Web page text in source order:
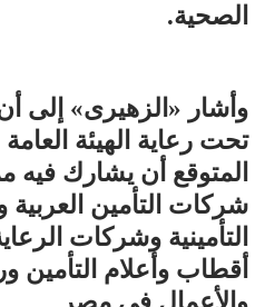
الصحية.
وأشار «الزهيرى» إلى
تحت رعاية الهيئة العامة
المتوقع أن يشارك فيه
شركات التأمين
التأمينية وشركات
أقطاب وأعلام التأمين